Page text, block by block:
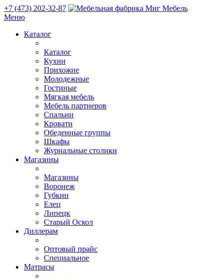
+7 (473) 202-32-87
Меню
Каталог
Каталог
Кухни
Прихожие
Молодежные
Гостиные
Мягкая мебель
Мебель партнеров
Спальни
Кровати
Обеденные группы
Шкафы
Журнальные столики
Магазины
Магазины
Воронеж
Губкин
Елец
Липецк
Старый Оскол
Диллерам
Оптовый прайс
Специальное
Матрасы